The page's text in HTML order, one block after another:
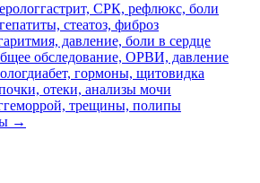
гастрит, СРК, рефлюкс, боли
гепатиты, стеатоз, фиброз
аритмия, давление, боли в сердце
обследование, ОРВИ, давление
диабет, гормоны, щитовидка
отеки, анализы мочи
геморрой, трещины, полипы
→